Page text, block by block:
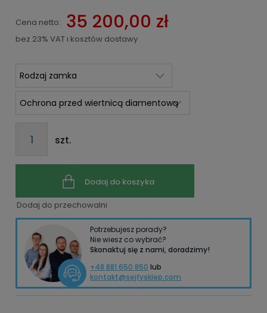
Cena netto: 35 200,00 zł
bez 23% VAT i kosztów dostawy
szt.
Dodaj do koszyka
Dodaj do przechowalni
Potrzebujesz porady?
Nie wiesz co wybrać?
Skonaktuj się z nami, doradzimy!
+48 881 650 850 lub
kontakt@sejfysklep.com